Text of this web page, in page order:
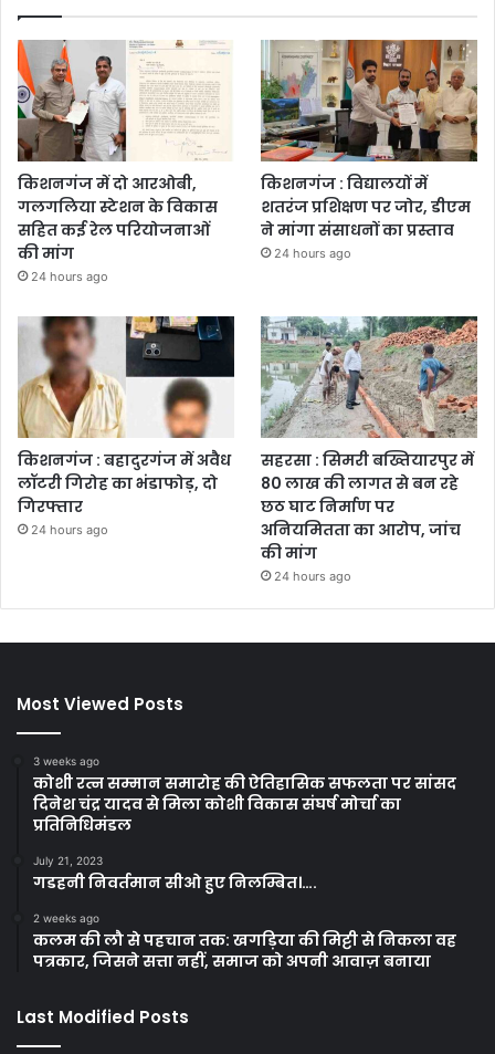
किशनगंज में दो आरओबी,
गलगलिया स्टेशन के विकास
सहित कई रेल परियोजनाओं
की मांग
24 hours ago
किशनगंज : विद्यालयों में
शतरंज प्रशिक्षण पर जोर, डीएम
ने मांगा संसाधनों का प्रस्ताव
24 hours ago
किशनगंज : बहादुरगंज में अवैध
लॉटरी गिरोह का भंडाफोड़, दो
गिरफ्तार
24 hours ago
सहरसा : सिमरी बख्तियारपुर में
80 लाख की लागत से बन रहे
छठ घाट निर्माण पर
अनियमितता का आरोप, जांच
की मांग
24 hours ago
Most Viewed Posts
3 weeks ago
कोशी रत्न सम्मान समारोह की ऐतिहासिक सफलता पर सांसद
दिनेश चंद्र यादव से मिला कोशी विकास संघर्ष मोर्चा का
प्रतिनिधिमंडल
July 21, 2023
गडहनी निवर्तमान सीओ हुए निलम्बित।….
2 weeks ago
कलम की लौ से पहचान तक: खगड़िया की मिट्टी से निकला वह
पत्रकार, जिसने सत्ता नहीं, समाज को अपनी आवाज़ बनाया
Last Modified Posts